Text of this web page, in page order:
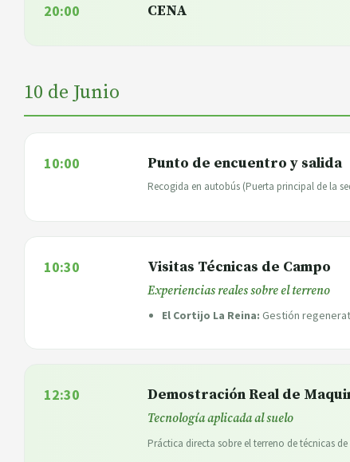
20:00 CENA
10 de Junio
10:00 Punto de encuentro y salida
Recogida en autobús (Puerta principal de la
10:30 Visitas Técnicas de Campo
Experiencias reales sobre el terreno
El Cortijo La Reina: Gestión
12:30 Demostración Real de
Tecnología aplicada al suelo
Práctica directa sobre el terreno de técnicas